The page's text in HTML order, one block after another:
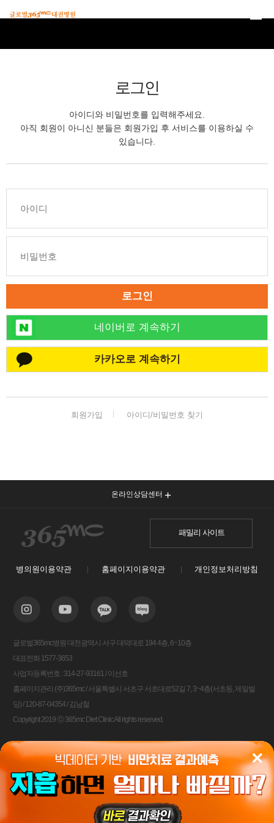
로그인
아이디와 비밀번호를 입력해주세요.
아직 회원이 아니신 분들은 회원가입 후 서비스를 이용하실 수
있습니다.
로그인
네이버로 계속하기
카카오로 계속하기
회원가입 아이디/비밀번호 찾기
온라인상담센터
패밀리 사이트
병의원이용약관 홈페이지이용약관 개인정보처리방침
글로벌365mc병원 대전광역시 서구 대덕대로 194 4층, 6~10층
대표전화 1577-3653
사업자등록번호 : 314-27-93161 / 이선호
홈페이지관리 (주)365mc / 서울특별시 서초구 서초대로52길 7, 3~4층(서초동, 제일빌
딩) / 120-87-04354 / 김남철
Copyright 2019 ⓒ 365mc Diet Clinic All rights reserved.